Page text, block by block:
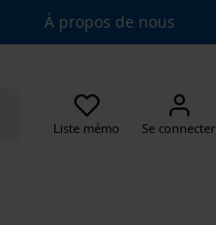
À propos de nous
Liste mémo Se connecter